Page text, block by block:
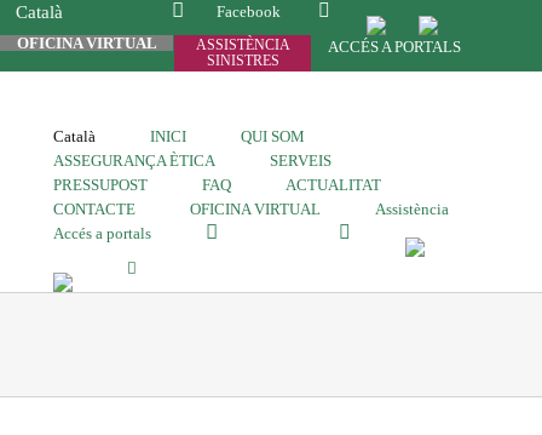
Català
Facebook
OFICINA VIRTUAL
ASSISTÈNCIA
SINISTRES
ACCÉS A PORTALS
Català INICI
QUI SOM
ASSEGURANÇA ÈTICA
SERVEIS
PRESSUPOST
FAQ
ACTUALITAT
CONTACTE
OFICINA VIRTUAL
Assistència
Accés a portals